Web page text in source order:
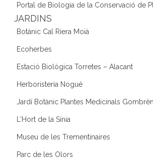
Portal de Biologia de la Conservació de
JARDINS
Botànic Cal Riera Moià
Ecoherbes
Estació Biològica Torretes – Alacant
Herboristeria Nogué
Jardí Botànic Plantes Medicinals Gombrèn
L'Hort de la Sínia
Museu de les Trementinaires
Parc de les Olors